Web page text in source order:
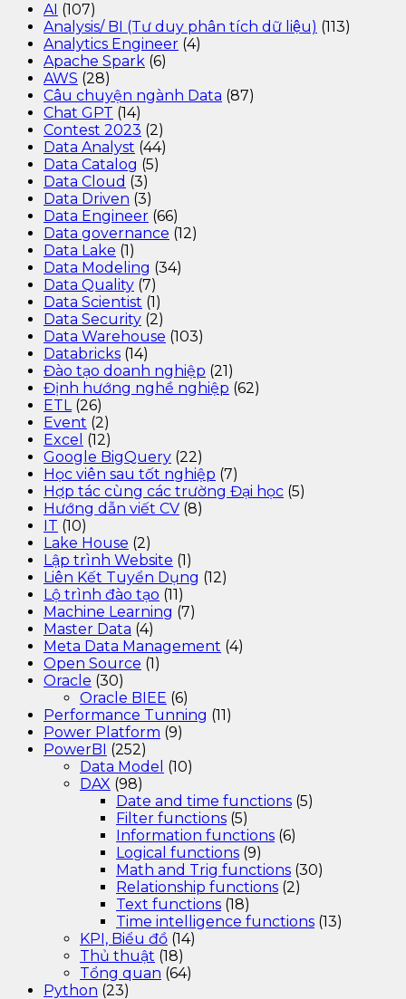
AI (107)
Analysis/ BI (Tư duy phân tích dữ liệu) (113)
Analytics Engineer (4)
Apache Spark (6)
AWS (28)
Câu chuyện ngành Data (87)
Chat GPT (14)
Contest 2023 (2)
Data Analyst (44)
Data Catalog (5)
Data Cloud (3)
Data Driven (3)
Data Engineer (66)
Data governance (12)
Data Lake (1)
Data Modeling (34)
Data Quality (7)
Data Scientist (1)
Data Security (2)
Data Warehouse (103)
Databricks (14)
Đào tạo doanh nghiệp (21)
Định hướng nghề nghiệp (62)
ETL(26)
Event (2)
Excel (12)
Google BigQuery (22)
Học viên sau tốt nghiệp (7)
Hợp tác cùng các trường Đại học (5)
Hướng dẫn viết CV (8)
IT (10)
Lake House (2)
Lập trình Website (1)
Liên Kết Tuyển Dụng (12)
Lộ trình đào tạo (11)
Machine Learning (7)
Master Data (4)
Meta Data Management (4)
Open Source (1)
Oracle (30)
Oracle BIEE (6)
Performance Tunning (11)
Power Platform (9)
PowerBI (252)
Data Model (10)
DAX (98)
Date and time functions (5)
Filter functions (5)
Information functions (6)
Logical functions (9)
Math and Trig functions (30)
Relationship functions (2)
Text functions (18)
Time intelligence functions (13)
KPI, Biểu đồ (14)
Thủ thuật (18)
Tổng quan (64)
Python (23)